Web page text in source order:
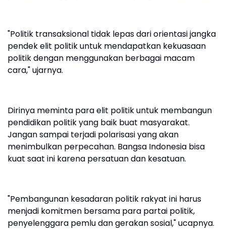
"Politik transaksional tidak lepas dari orientasi jangka
pendek elit politik untuk mendapatkan kekuasaan
politik dengan menggunakan berbagai macam
cara," ujarnya.
Dirinya meminta para elit politik untuk membangun
pendidikan politik yang baik buat masyarakat.
Jangan sampai terjadi polarisasi yang akan
menimbulkan perpecahan. Bangsa Indonesia bisa
kuat saat ini karena persatuan dan kesatuan.
"Pembangunan kesadaran politik rakyat ini harus
menjadi komitmen bersama para partai politik,
penyelenggara pemlu dan gerakan sosial," ucapnya.